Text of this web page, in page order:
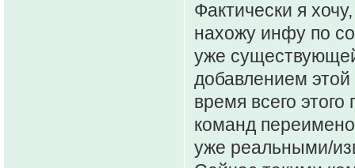
Фактически я
нахожу инфу по
уже
добавлением
время всего
команд
уже реальными/